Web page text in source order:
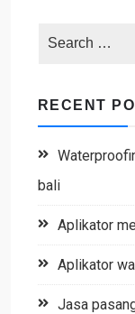
RECENT
bali
Aplikator
Aplikator
Jasa